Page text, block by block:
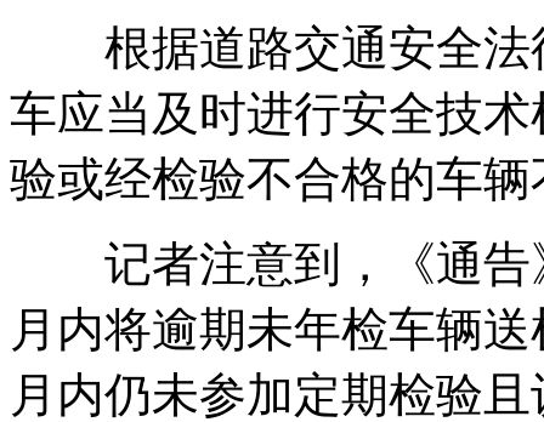
根据道路交通安全法
车应当及时进行安全技
验或经检验不合格的车
记者注意到，《通告
月内将逾期未年检车辆
月内仍未参加定期检验